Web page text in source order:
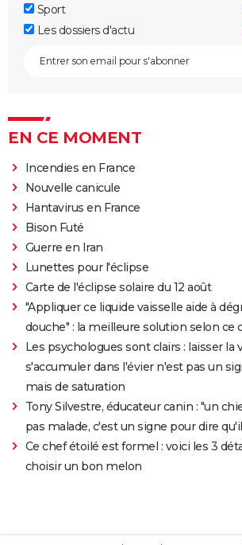
Sport
Les dossiers d'actu
EN CE MOMENT
Incendies en France
Nouvelle canicule
Hantavirus en France
Bison Futé
Guerre en Iran
Lunettes pour l'éclipse
Carte de l'éclipse solaire du 12 août
"Appliquer ce liquide vaisselle aide à
douche" : la meilleure solution selon ce
Les psychologues sont clairs : laisser la
s'accumuler dans l'évier n'est pas un
mais de saturation
Tony Silvestre, éducateur canin : "un
pas malade, c'est un signe pour dire
Ce chef étoilé est formel : voici les 3
choisir un bon melon